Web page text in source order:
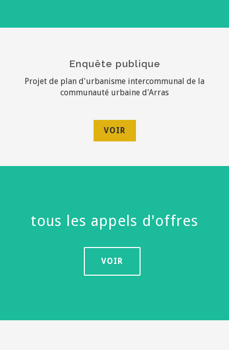
Enquête publique
Projet de plan d'urbanisme intercommunal de la
communauté urbaine d'Arras
VOIR
tous les appels d'offres
VOIR